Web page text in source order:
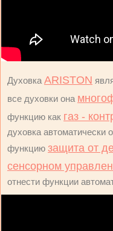
Духовка ARISTON
все духовки она
функцию как газ -
духовка автоматически
функцию защита от
сенсорном
отнести функции